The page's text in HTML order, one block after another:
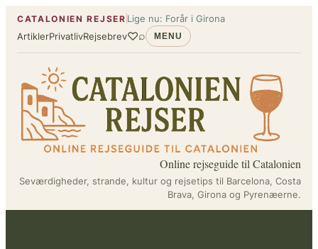
Spring
indhold
CATALONIEN REJSER Lige nu: Forår i Girona
ArtiklerPrivatlivRejsebrev♡⌕ MENU
Online rejseguide til Catalonien
Seværdigheder, strande, kultur og rejsetips til Barcelona, Costa
Brava, Girona og Pyrenæerne.